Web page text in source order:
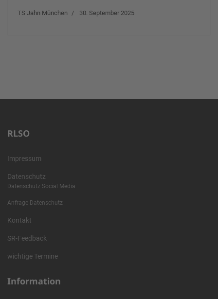
TS Jahn München 30. September 2025
RLSO
Impressum
Datenschutz
Datenschutz Social Media
Anfrage Datenschutz
Kontakt
SR-Feedback
wichtige Termine
Information